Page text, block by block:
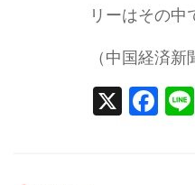
リーはその中
（中国経済新
X F